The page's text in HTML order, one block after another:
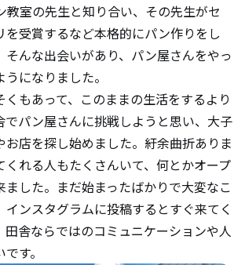
教室の先生と知り合い、その先生がセ
を受賞するなど本格的にパン作りをし
そんな出会いがあり、パン屋さんをやっ
になりました。
もあって、このままの生活をするより
でパン屋さんに挑戦しようと思い、大子
お店を探し始めました。紆余曲折ありま
くれる人もたくさんいて、何とかオープ
ました。まだ始まったばかりで大変なこ
インスタグラムに投稿するとすぐ来てく
田舎ならではのコミュニケーションや人
す。